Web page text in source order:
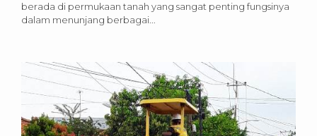
berada di permukaan tanah yang sangat penting fungsinya
dalam menunjang berbagai...